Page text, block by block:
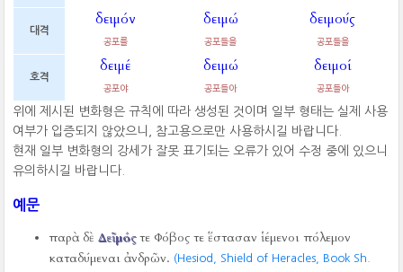
대격
δειμόν
공포를
δειμώ
공포들을
δειμούς
공포들을
호격
δειμέ
공포야
δειμώ
공포들아
δειμοί
공포들아
위에 제시된 변화형은 규칙에 따라 생성된 것이며 일부 형태는 실제 사용
여부가 입증되지 않았으니, 참고용으로만 사용하시길 바랍니다.
현재 일부 변화형의 강세가 잘못 표기되는 오류가 있어 수정 중에 있으니
유의하시길 바랍니다.
예문
παρὰ δὲΔεῖμόςτε Φόβος τε ἕστασαν ἱέμενοι πόλεμον
καταδύμεναι ἀνδρῶν. (Hesiod, Shield of Heracles, Book Sh.